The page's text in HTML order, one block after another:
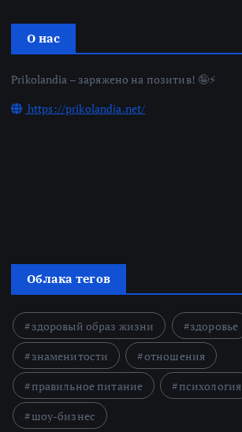
О нас
Prikolandia – заряжено на позитив! 🤪⚡
https://prikolandia.net/
Облака тегов
здоровый образ жизни
здоровье
знаменитости
отношения
правильное питание
психология
шоу-бизнес